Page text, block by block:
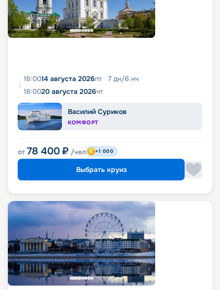
18:0014 августа 2026пт 7 дн/6 нч
18:0020 августа 2026чт
Василий Суриков
КОМФОРТ
от 78 400 ₽ /чел +1 000
Выбрать круиз